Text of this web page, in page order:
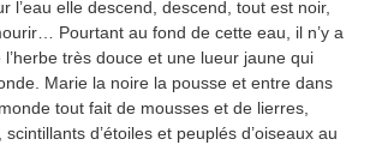
l’eau elle descend, descend, tout est noir,
Pourtant au fond de cette eau, il n’y a
l’herbe très douce et une lueur jaune qui
Marie la noire la pousse et entre dans
tout fait de mousses et de lierres,
d’étoiles et peuplés d’oiseaux au